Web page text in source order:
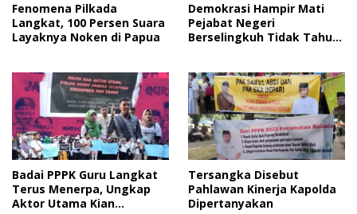
Fenomena Pilkada
Langkat, 100 Persen Suara
Layaknya Noken di Papua
Demokrasi Hampir Mati
Pejabat Negeri
Berselingkuh Tidak Tahu
Badai PPPK Guru Langkat
Terus Menerpa, Ungkap
Aktor Utama Kian
Tersangka Disebut
Pahlawan Kinerja Kapolda
Dipertanyakan